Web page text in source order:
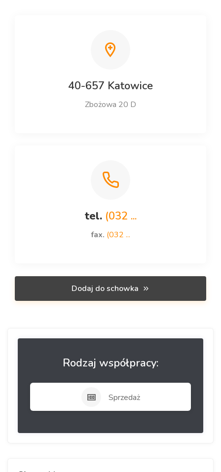
40-657 Katowice
Zbożowa 20 D
tel. (032 ...
fax. (032 ...
Dodaj do schowka
Rodzaj współpracy:
Sprzedaż